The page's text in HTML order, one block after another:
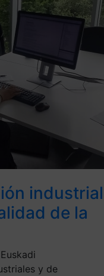
industrial
de la
y de